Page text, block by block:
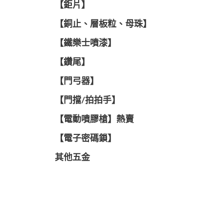
【鉅片】
【銅止、層板粒、母珠】
【鐵樂士噴漆】
【鑽尾】
【門弓器】
【門擋/拍拍手】
【電動噴膠槍】熱賣
【電子密碼鎖】
其他五金